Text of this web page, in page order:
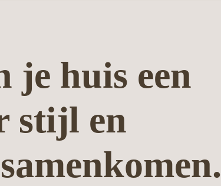
je huis een
stijl en